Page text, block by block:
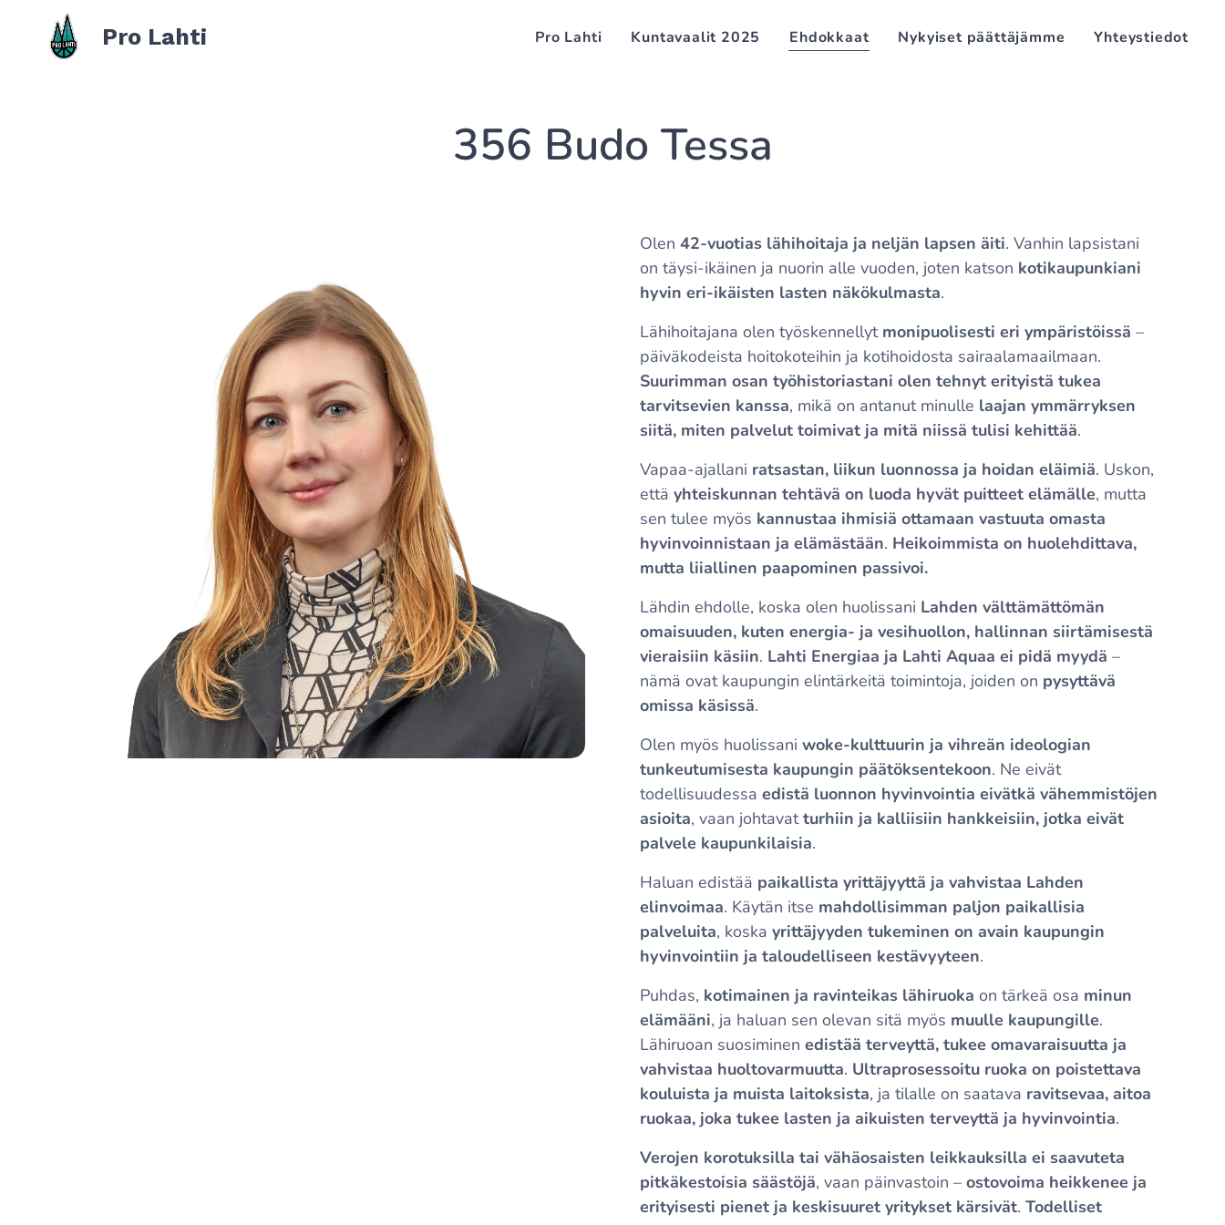
Pro Lahti Pro Lahti Kuntavaalit 2025 Ehdokkaat Nykyiset päättäjämme Yhteystiedot
356 Budo Tessa
Olen 42-vuotias lähihoitaja ja neljän lapsen äiti. Vanhin lapsistani
on täysi-ikäinen ja nuorin alle vuoden, joten katson kotikaupunkiani
hyvin eri-ikäisten lasten näkökulmasta.
Lähihoitajana olen työskennellyt monipuolisesti eri ympäristöissä –
päiväkodeista hoitokoteihin ja kotihoidosta sairaalamaailmaan.
Suurimman osan työhistoriastani olen tehnyt erityistä tukea
tarvitsevien kanssa, mikä on antanut minulle laajan ymmärryksen
siitä, miten palvelut toimivat ja mitä niissä tulisi kehittää.
Vapaa-ajallani ratsastan, liikun luonnossa ja hoidan eläimiä. Uskon,
että yhteiskunnan tehtävä on luoda hyvät puitteet elämälle, mutta
sen tulee myös kannustaa ihmisiä ottamaan vastuuta omasta
hyvinvoinnistaan ja elämästään. Heikoimmista on huolehdittava,
mutta liiallinen paapominen passivoi.
Lähdin ehdolle, koska olen huolissani Lahden välttämättömän
omaisuuden, kuten energia- ja vesihuollon, hallinnan siirtämisestä
vieraisiin käsiin. Lahti Energiaa ja Lahti Aquaa ei pidä myydä –
nämä ovat kaupungin elintärkeitä toimintoja, joiden on pysyttävä
omissa käsissä.
Olen myös huolissani woke-kulttuurin ja vihreän ideologian
tunkeutumisesta kaupungin päätöksentekoon. Ne eivät
todellisuudessa edistä luonnon hyvinvointia eivätkä vähemmistöjen
asioita, vaan johtavatturhiin ja kalliisiin hankkeisiin, jotka eivät
palvele kaupunkilaisia.
Haluan edistää paikallista yrittäjyyttä ja vahvistaa Lahden
elinvoimaa. Käytän itse mahdollisimman paljon paikallisia
palveluita, koska yrittäjyyden tukeminen on avain kaupungin
hyvinvointiin ja taloudelliseen kestävyyteen.
Puhdas, kotimainen ja ravinteikas lähiruoka on tärkeä osa minun
elämääni, ja haluan sen olevan sitä myös muulle kaupungille.
Lähiruoan suosiminen edistää terveyttä, tukee omavaraisuutta ja
vahvistaa huoltovarmuutta. Ultraprosessoitu ruoka on poistettava
kouluista ja muista laitoksista, ja tilalle on saatava ravitsevaa, aitoa
ruokaa, joka tukee lasten ja aikuisten terveyttä ja hyvinvointia.
Verojen korotuksilla tai vähäosaisten leikkauksilla ei saavuteta
pitkäkestoisia säästöjä, vaan päinvastoin – ostovoima heikkenee ja
erityisesti pienet ja keskisuuret yritykset kärsivät. Todelliset